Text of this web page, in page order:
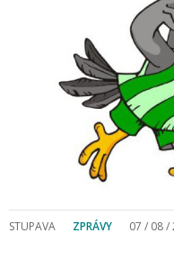
STUPAVA ZPRÁVY 07 / 08 /